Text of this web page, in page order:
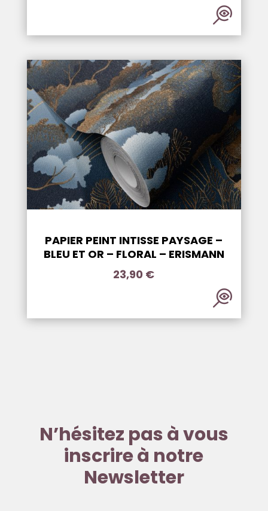
PAPIER PEINT INTISSE PAYSAGE –
BLEU ET OR – FLORAL – ERISMANN
23,90 €
N’hésitez pas à vous
inscrire à notre
Newsletter